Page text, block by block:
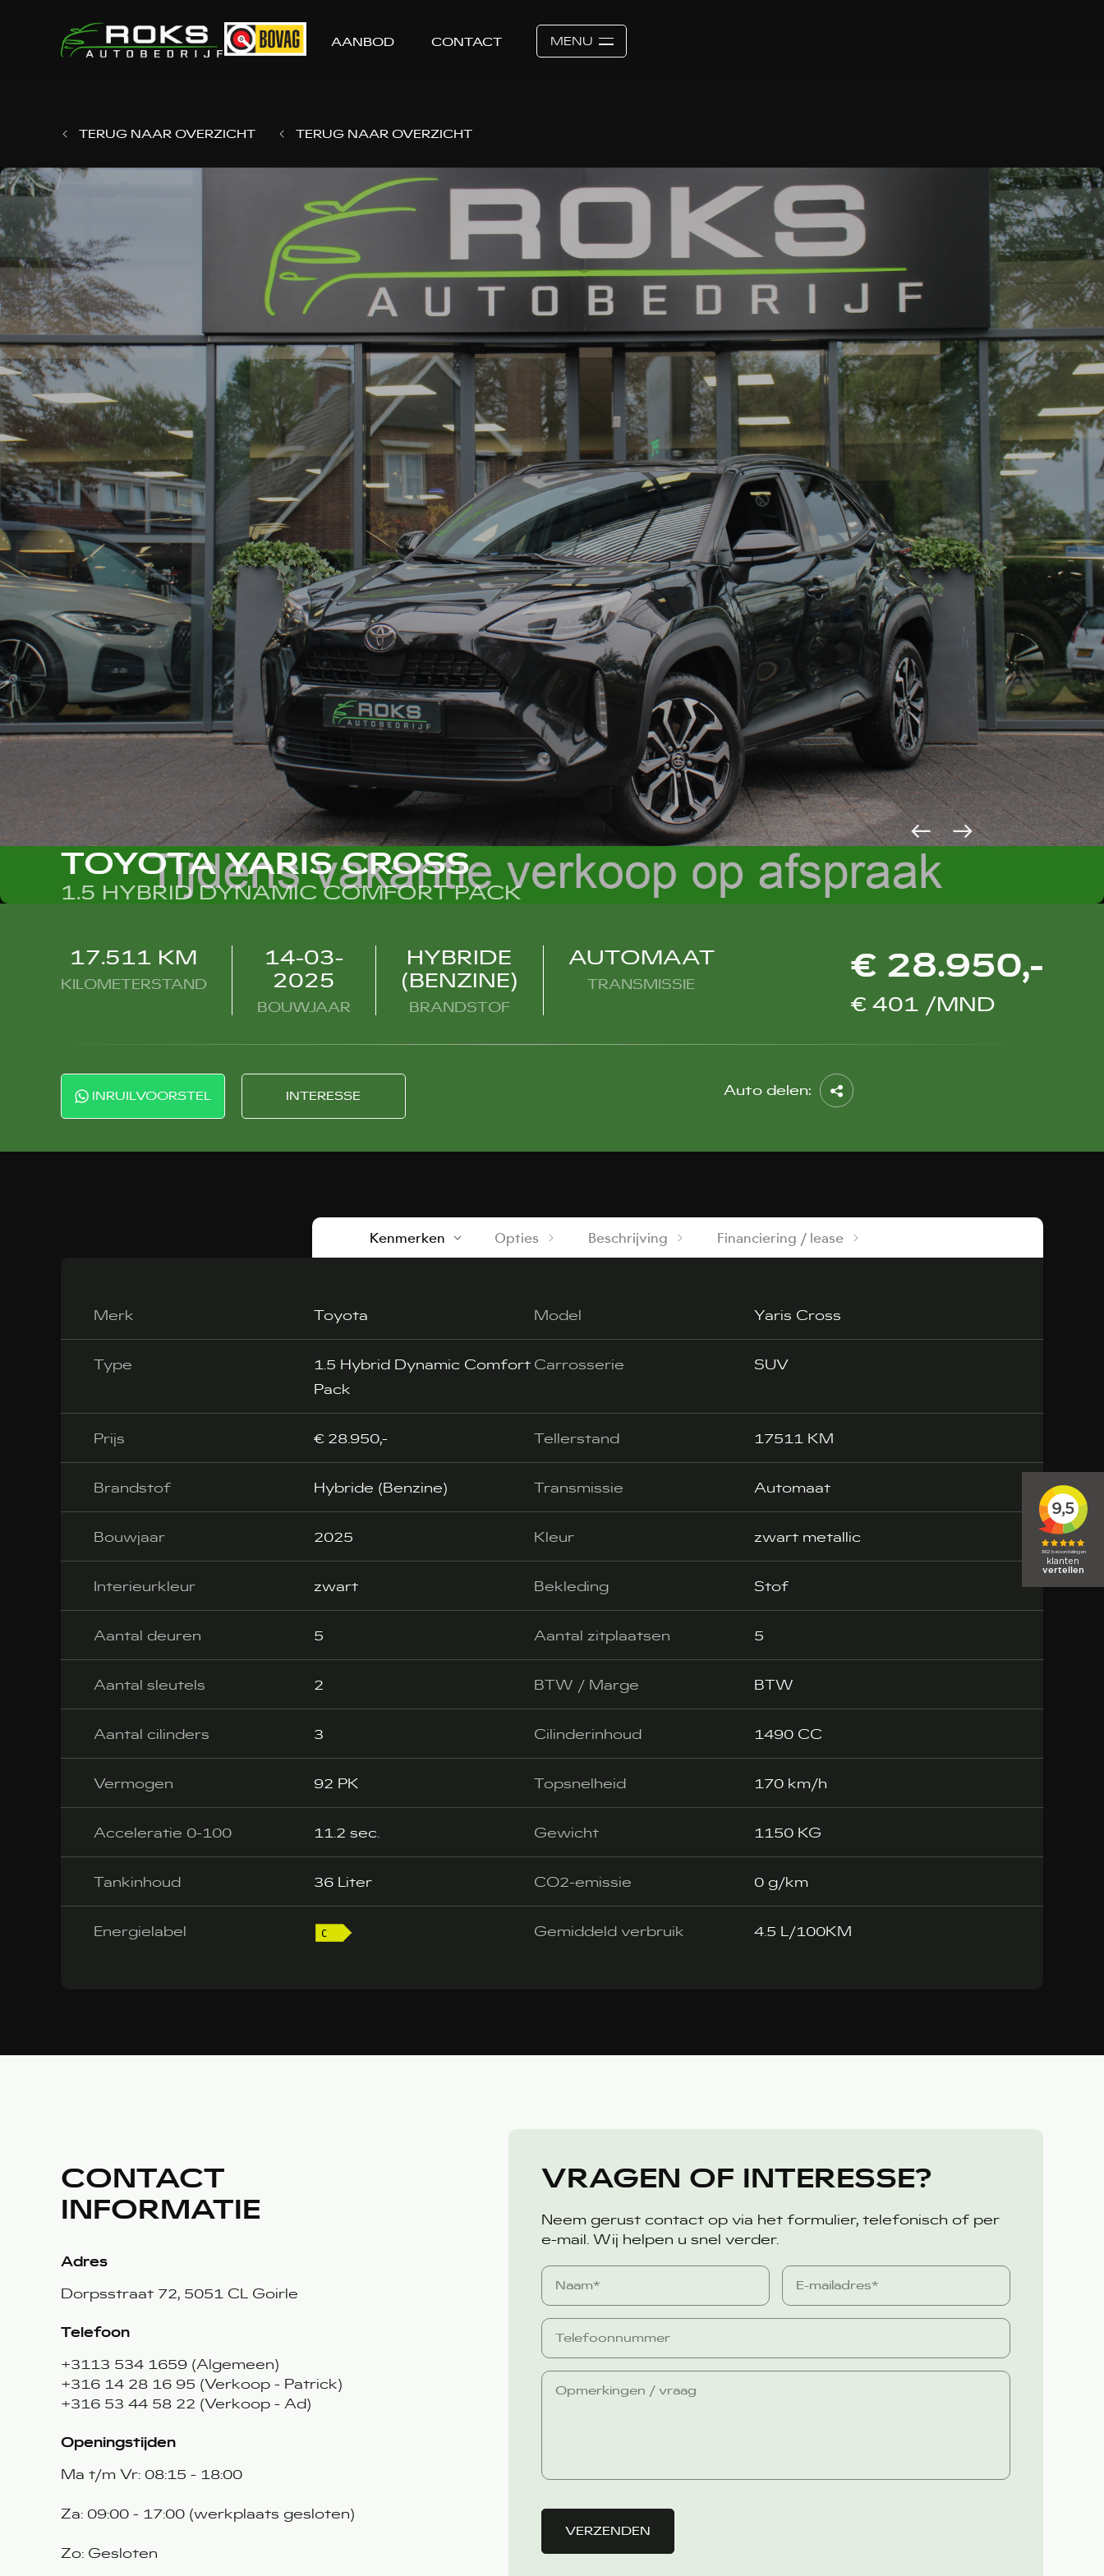
AANBOD CONTACT MENU
TERUG NAAR OVERZICHT TERUG NAAR OVERZICHT
TOYOTA YARIS CROSS
1.5 HYBRID DYNAMIC COMFORT PACK
17.511 KM
KILOMETERSTAND
14-03-
2025
BOUWJAAR
HYBRIDE
(BENZINE)
BRANDSTOF
AUTOMAAT
TRANSMISSIE € 28.950,-
€ 401 /MND
INRUILVOORSTEL INTERESSE Auto delen:
Kenmerken Opties Beschrijving Financiering / lease
Merk Toyota Model Yaris Cross
Type
1.5 Hybrid Dynamic Comfort
Pack
Carrosserie SUV
Prijs € 28.950,- Tellerstand 17511 KM
Brandstof Hybride (Benzine) Transmissie Automaat
Bouwjaar 2025 Kleur zwart metallic
Interieurkleur zwart Bekleding Stof
Aantal deuren 5 Aantal zitplaatsen 5
Aantal sleutels 2 BTW / Marge BTW
Aantal cilinders 3 Cilinderinhoud 1490 CC
Vermogen 92 PK Topsnelheid 170 km/h
Acceleratie 0-100 11.2 sec. Gewicht 1150 KG
Tankinhoud 36 Liter CO2-emissie 0 g/km
Energielabel Gemiddeld verbruik 4.5 L/100KM
CONTACT
INFORMATIE
Adres
Dorpsstraat 72, 5051 CL Goirle
Telefoon
+3113 534 1659 (Algemeen)
+316 14 28 16 95 (Verkoop - Patrick)
+316 53 44 58 22 (Verkoop - Ad)
Openingstijden
Ma t/m Vr: 08:15 - 18:00
Za: 09:00 - 17:00 (werkplaats gesloten)
Zo: Gesloten
VRAGEN OF INTERESSE?
Neem gerust contact op via het formulier, telefonisch of per
e-mail. Wij helpen u snel verder.
VERZENDEN